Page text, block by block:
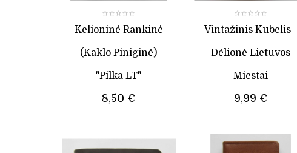
Kelioninė Rankinė
(kaklo Piniginė)
"Pilka LT"
8,50 €
Vintažinis Kubelis -
Dėlionė Lietuvos
Miestai
9,99 €